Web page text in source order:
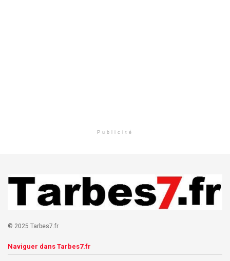
Publicité
© 2025 Tarbes7.fr
Naviguer dans Tarbes7.fr